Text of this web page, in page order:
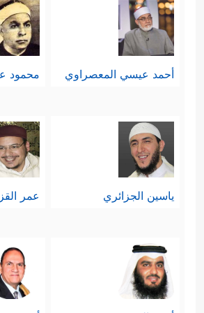
نبيٌّ ورسولٌ، خلقه الله
خلقه آيةً، وهذا هو
غلو اليهود فيه حتى اتهموه
عند النصارى؛ حيث جعلوه نِدًّا
عنه صفة المخلوقيَّة.
سادسًا: وحدة الرسالات
أَوۡحَیۡنَاۤ إِلَیۡكَ كَمَاۤ أَوۡحَیۡنَاۤ إِلَىٰ نُوحࣲ
بَعۡدِهِۦۚ﴾،
﴿رُّسُلࣰا مُّبَشِّرِینَ وَمُنذِرِینَ
أحمد عيسي المعصراوي محمود
ياسين الجزائري عمر